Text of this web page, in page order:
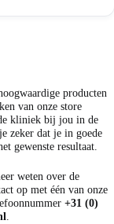
producten
van onze store
kliniek bij jou in de
zeker dat je in goede
gewenste resultaat.
weten over de
op met één van onze
+31 (0)
.